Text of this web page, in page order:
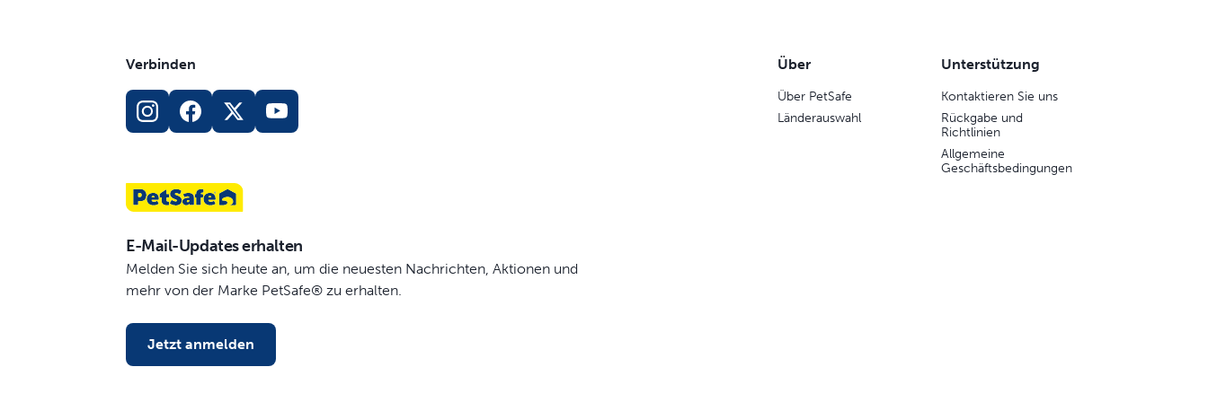
Verbinden
E-Mail-Updates erhalten
Melden Sie sich heute an, um die neuesten Nachrichten, Aktionen und
mehr von der Marke PetSafe® zu erhalten.
Jetzt anmelden
Über
Über PetSafe
Länderauswahl
Unterstützung
Kontaktieren Sie uns
Rückgabe und
Richtlinien
Allgemeine
Geschäftsbedingungen